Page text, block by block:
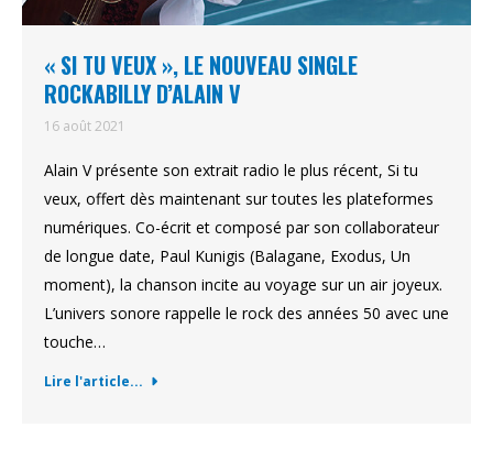
« SI TU VEUX », LE NOUVEAU SINGLE
ROCKABILLY D’ALAIN V
16 août 2021
Alain V présente son extrait radio le plus récent, Si tu
veux, offert dès maintenant sur toutes les plateformes
numériques. Co-écrit et composé par son collaborateur
de longue date, Paul Kunigis (Balagane, Exodus, Un
moment), la chanson incite au voyage sur un air joyeux.
L’univers sonore rappelle le rock des années 50 avec une
touche…
Lire l'article...